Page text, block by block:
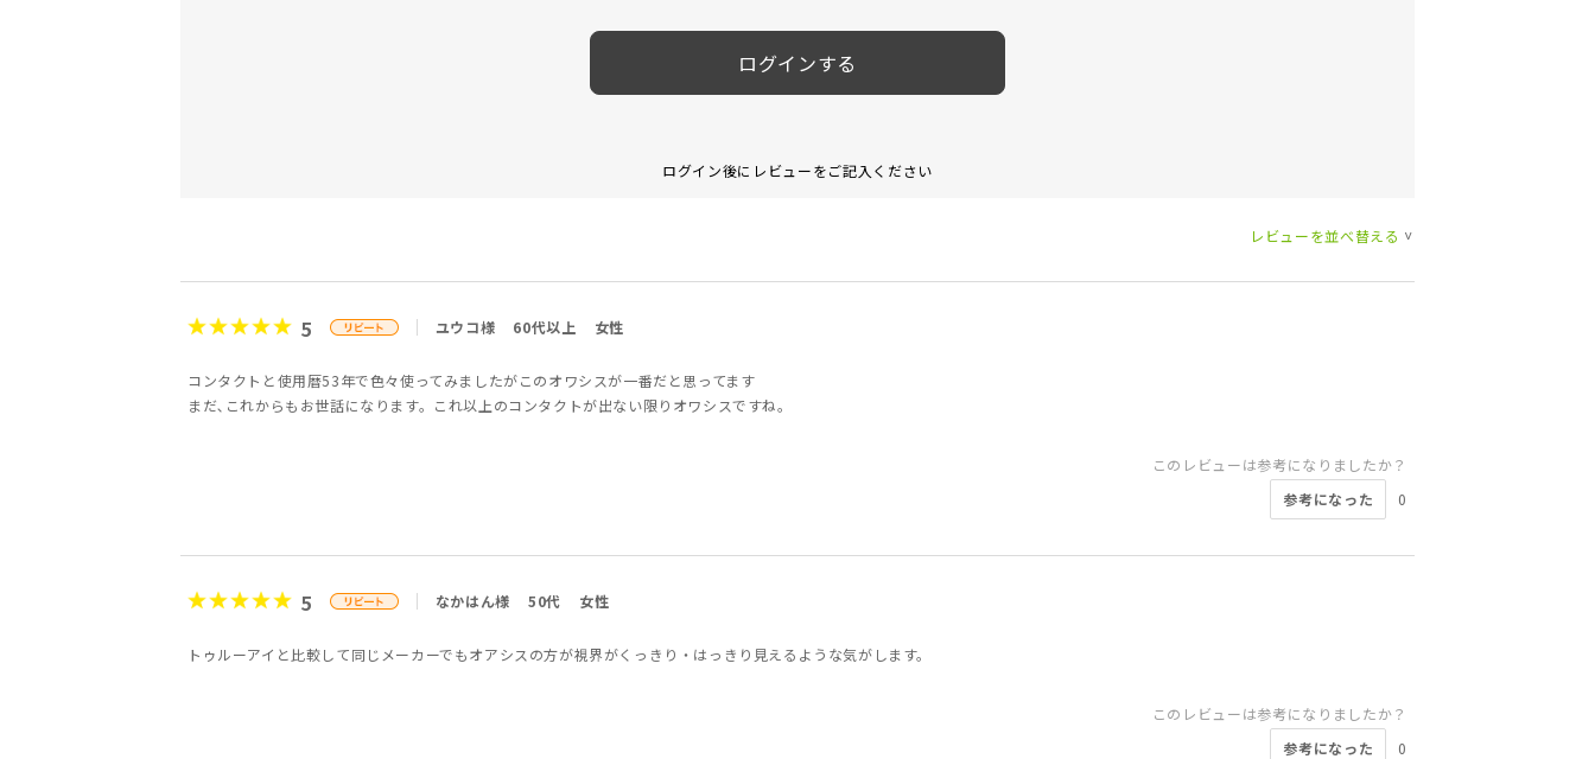
ログインする
ログイン後にレビューをご記入ください
レビューを並べ替える >
5 ユウコ様 60代以上 女性
コンタクトと使用暦53年で色々使ってみましたがこのオワシスが一番だと思ってます
まだ､これからもお世話になります。これ以上のコンタクトが出ない限りオワシスですね。
このレビューは参考になりましたか？
参考になった
0
5 なかはん様 50代 女性
トゥルーアイと比較して同じメーカーでもオアシスの方が視界がくっきり・はっきり見えるような気がします。
このレビューは参考になりましたか？
参考になった
0